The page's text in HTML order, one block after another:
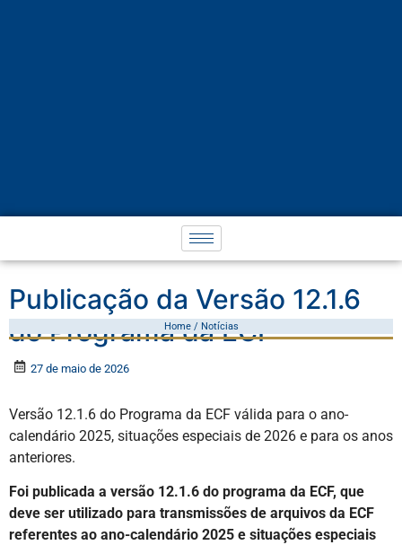
Publicação da Versão 12.1.6
do Programa da ECF
Home / Notícias
27 de maio de 2026
Versão 12.1.6 do Programa da ECF válida para o ano-
calendário 2025, situações especiais de 2026 e para os anos
anteriores.
Foi publicada a versão 12.1.6 do programa da ECF, que
deve ser utilizado para transmissões de arquivos da ECF
referentes ao ano-calendário 2025 e situações especiais